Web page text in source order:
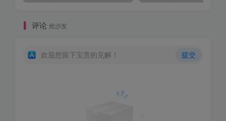
评论 抢沙发
欢迎您留下宝贵的见解！ 提交